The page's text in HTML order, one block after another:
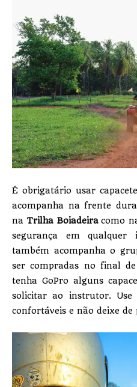
É obrigatário usar
acompanha na frente
na Trilha Boiadeiracomo
segurança em qualquer
também acompanha o
ser compradas no final
tenha GoPro alguns
solicitar ao instrutor. Use
confortáveis e não deixe de